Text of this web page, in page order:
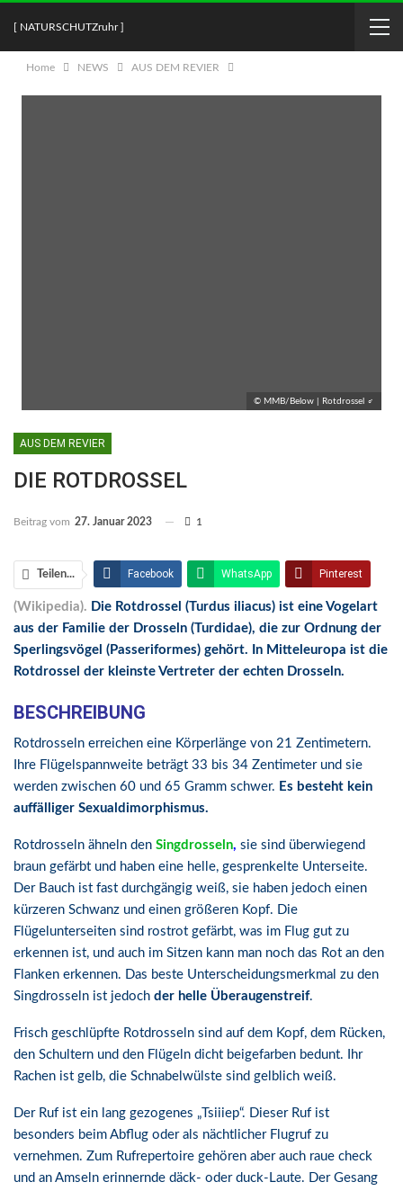
[ NATURSCHUTZruhr ]
Home NEWS AUS DEM REVIER
© MMB/Below | Rotdrossel ♂
AUS DEM REVIER
DIE ROTDROSSEL
Beitrag vom 27. Januar 2023 1
Teilen... Facebook WhatsApp Pinterest
Email Linkedin Telegram
Facebook Messenger
(Wikipedia). Die Rotdrossel (Turdus iliacus) ist eine Vogelart
aus der Familie der Drosseln (Turdidae), die zur Ordnung der
Sperlingsvögel (Passeriformes) gehört. In Mitteleuropa ist die
Rotdrossel der kleinste Vertreter der echten Drosseln.
BESCHREIBUNG
Rotdrosseln erreichen eine Körperlänge von 21 Zentimetern.
Ihre Flügelspannweite beträgt 33 bis 34 Zentimeter und sie
werden zwischen 60 und 65 Gramm schwer. Es besteht kein
auffälliger Sexualdimorphismus.
Rotdrosseln ähneln den Singdrosseln, sie sind überwiegend
braun gefärbt und haben eine helle, gesprenkelte Unterseite.
Der Bauch ist fast durchgängig weiß, sie haben jedoch einen
kürzeren Schwanz und einen größeren Kopf. Die
Flügelunterseiten sind rostrot gefärbt, was im Flug gut zu
erkennen ist, und auch im Sitzen kann man noch das Rot an den
Flanken erkennen. Das beste Unterscheidungsmerkmal zu den
Singdrosseln ist jedoch der helle Überaugenstreif.
Frisch geschlüpfte Rotdrosseln sind auf dem Kopf, dem Rücken,
den Schultern und den Flügeln dicht beigefarben bedunt. Ihr
Rachen ist gelb, die Schnabelwülste sind gelblich weiß.
Der Ruf ist ein lang gezogenes „Tsiiiep“. Dieser Ruf ist
besonders beim Abflug oder als nächtlicher Flugruf zu
vernehmen. Zum Rufrepertoire gehören aber auch raue check
und an Amseln erinnernde däck- oder duck-Laute. Der Gesang